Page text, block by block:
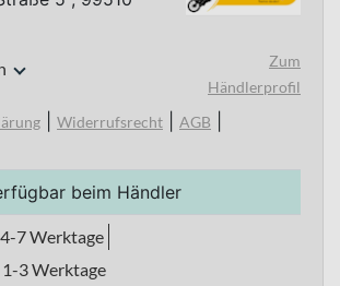
Zum
Händlerprofil
Widerrufsrecht AGB
beim Händler
7 Werktage
3 Werktage